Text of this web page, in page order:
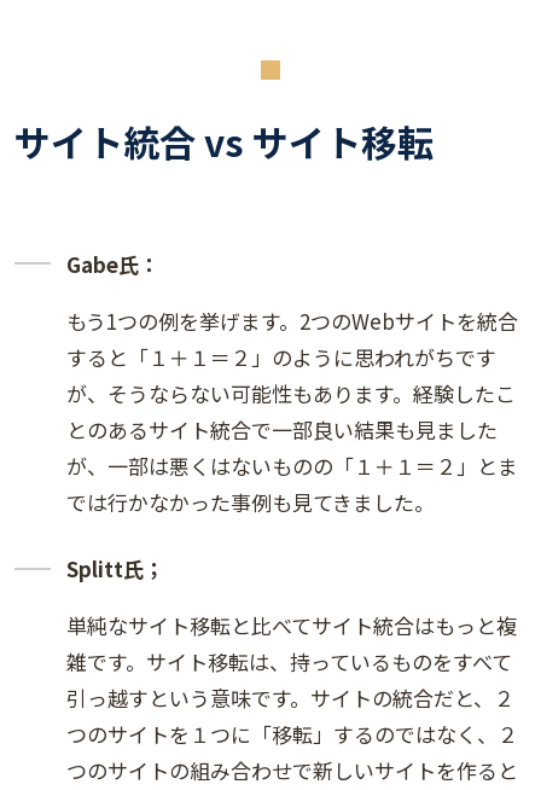
サイト統合 vs サイト移転
Gabe氏：
もう1つの例を挙げます。2つのWebサイトを統合
すると「１＋１＝２」のように思われがちです
が、そうならない可能性もあります。経験したこ
とのあるサイト統合で一部良い結果も見ました
が、一部は悪くはないものの「１＋１＝２」とま
では行かなかった事例も見てきました。
Splitt氏；
単純なサイト移転と比べてサイト統合はもっと複
雑です。サイト移転は、持っているものをすべて
引っ越すという意味です。サイトの統合だと、２
つのサイトを１つに「移転」するのではなく、２
つのサイトの組み合わせで新しいサイトを作ると